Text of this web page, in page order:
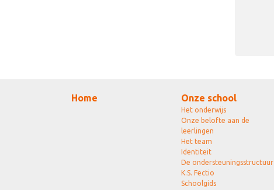
Home Onze school
Het onderwijs
Onze belofte aan de
leerlingen
Het team
Identiteit
De ondersteuningsstructuur
K.S. Fectio
Schoolgids